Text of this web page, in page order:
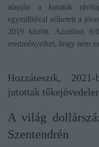
alapján a kutatók
egymillióval nőhetett a
2019 között. Azonban
eredményeiket, hogy nem
Hozzáteszik,
jutottak
A világ
Szentendrén